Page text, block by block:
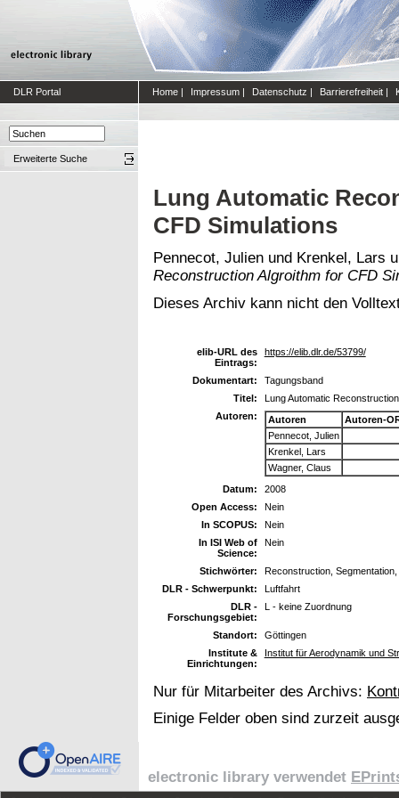
DLR Portal Home | Impressum | Datenschutz | Barrierefreiheit |
Erweiterte Suche
Lung Automatic
CFD Simulations
Pennecot, Julien und Krenkel, Lars
Reconstruction Algroithm for CFD
Dieses Archiv kann nicht den
elib-URL des
Eintrags:
https://elib.dlr.de/53799/
Dokumentart:
Tagungsband
Titel:
Lung Automatic
Autoren:
Autoren
Autoren-
Pennecot, Julien
Krenkel, Lars
Wagner, Claus
Datum:
2008
Open Access:
Nein
In SCOPUS:
Nein
In ISI Web of
Science:
Nein
Stichwörter:
Reconstruction,
DLR - Schwerpunkt:
Luftfahrt
DLR -
Forschungsgebiet:
L - keine Zuordnung
Standort:
Göttingen
Institute &
Einrichtungen:
Institut für Aerodynamik und
Nur für Mitarbeiter des Archivs:
Einige Felder oben sind zurzeit
electronic library verwendet